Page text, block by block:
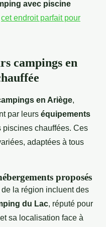
avec piscine
cet endroit parfait pour
campings en
en Ariège,
par leurs équipements
piscines chauffées. Ces
adaptées à tous
proposés
la région incluent des
du Lac, réputé pour
et sa localisation face à